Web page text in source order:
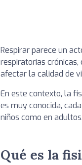
Respirar parece un
respiratorias
afectar la calidad de
En este contexto, la
es muy conocida,
niños como en adultos.
Qué es la